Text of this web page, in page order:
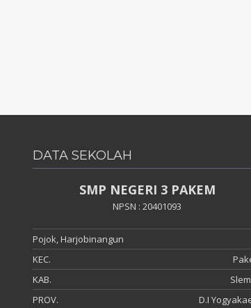
DATA SEKOLAH
SMP NEGERI 3 PAKEM
NPSN : 20401093
Pojok, Harjobinangun
KEC.
KAB.
PROV.
D.I